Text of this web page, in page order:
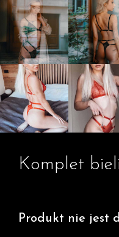
Komplet
Produkt nie jest